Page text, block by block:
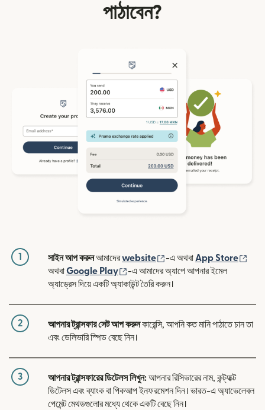
পাঠাবেন?
1 সাইন আপ করুনআমাদেরwebsite (নতুন উইন্ডোতে খুলবে)
-এ অথবাApp Store
অথবাGoogle Play (নতুন উইন্ডোতে খুলবে)
-এ আমাদের অ্যাপে আপনার ইমেল
অ্যাড্রেস দিয়ে একটি অ্যাকাউন্ট তৈরি করুন।
2 আপনার ট্রান্সফার সেট আপ করুনকারেন্সি, আপনি কত মানি পাঠাতে চান তা
এবং ডেলিভারি স্পিড বেছে নিন।
3 আপনার ট্রান্সফারের ডিটেলস লিখুন:আপনার রিসিভারের নাম, কন্ট্যাক্ট
ডিটেলস এবং ব্যাংক বা পিকআপ ইনফরমেশন দিন। ভারত-এ অ্যাভেলেবল
পেমেন্ট মেথডগুলোর মধ্যে থেকে একটি বেছে নিন।